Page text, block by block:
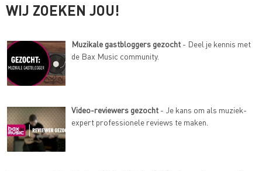
WIJ ZOEKEN JOU!
Muzikale gastbloggers gezocht - Deel je kennis met
de Bax Music community.
Video-reviewers gezocht - Je kans om als muziek-
expert professionele reviews te maken.